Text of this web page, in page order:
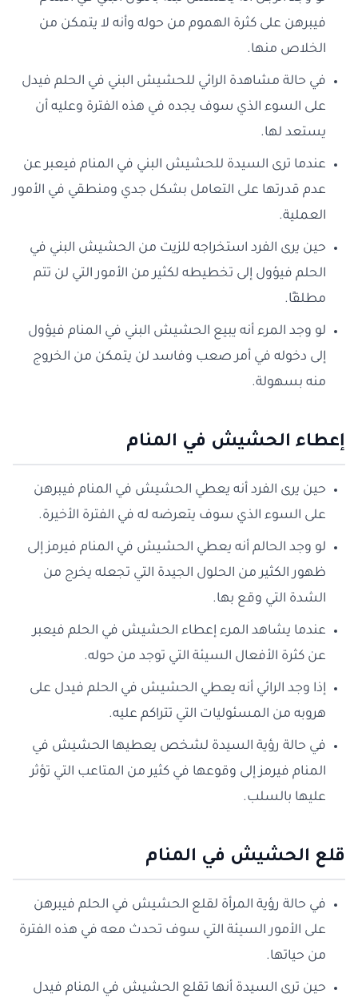
فيبرهن على كثرة الهموم من حوله وأنه لا يتمكن من
الخلاص منها.
في حالة مشاهدة الرائي للحشيش البني في الحلم فيدل
على السوء الذي سوف يجده في هذه الفترة وعليه أن
يستعد لها.
عندما ترى السيدة للحشيش البني في المنام فيعبر عن
عدم قدرتها على التعامل بشكل جدي ومنطقي في الأمور
العملية.
حين يرى الفرد استخراجه للزيت من الحشيش البني في
الحلم فيؤول إلى تخطيطه لكثير من الأمور التي لن تتم
مطلقًا.
لو وجد المرء أنه يبيع الحشيش البني في المنام فيؤول
إلى دخوله في أمر صعب وفاسد لن يتمكن من الخروج
منه بسهولة.
إعطاء الحشيش في المنام
حين يرى الفرد أنه يعطي الحشيش في المنام فيبرهن
على السوء الذي سوف يتعرضه له في الفترة الأخيرة.
لو وجد الحالم أنه يعطي الحشيش في المنام فيرمز إلى
ظهور الكثير من الحلول الجيدة التي تجعله يخرج من
الشدة التي وقع بها.
عندما يشاهد المرء إعطاء الحشيش في الحلم فيعبر
عن كثرة الأفعال السيئة التي توجد من حوله.
إذا وجد الرائي أنه يعطي الحشيش في الحلم فيدل على
هروبه من المسئوليات التي تتراكم عليه.
في حالة رؤية السيدة لشخص يعطيها الحشيش في
المنام فيرمز إلى وقوعها في كثير من المتاعب التي تؤثر
عليها بالسلب.
قلع الحشيش في المنام
في حالة رؤية المرأة لقلع الحشيش في الحلم فيبرهن
على الأمور السيئة التي سوف تحدث معه في هذه الفترة
من حياتها.
حين ترى السيدة أنها تقلع الحشيش في المنام فيدل